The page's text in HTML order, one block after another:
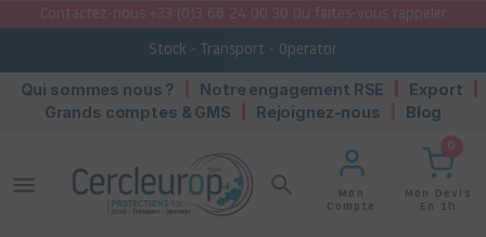
Contactez-nous +33 (0)3 66 24 00 30 Ou faites-vous rappeler
Stock - Transport - Operator
Qui sommes nous ? Notre engagement RSE
Export
Grands comptes & GMS
Rejoignez-nous Blog
search
Mon
Compte
0
Mon Devis
En 1h
menu